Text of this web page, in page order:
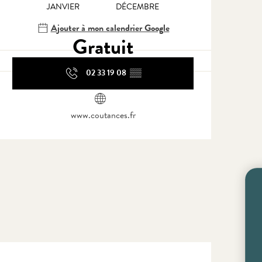
JANVIER DÉCEMBRE
Ajouter à mon calendrier Google
Gratuit
02 33 19 08 ▒▒
www.coutances.fr